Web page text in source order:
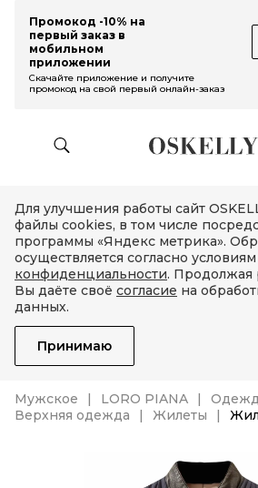
Промокод -10% на
первый заказ в
мобильном
приложении
Скачайте приложение и получите
промокод на свой первый онлайн-заказ
Для улучшения работы сайт
файлы cookies, в том числе
программы «Яндекс метрика».
осуществляется согласно условиям
конфиденциальности. Продолжая
Вы даёте своё согласие на
данных.
Принимаю
Мужское LORO PIANA
Верхняя одежда
Жилеты